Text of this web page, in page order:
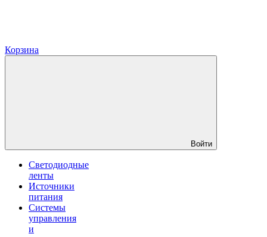
Корзина
Войти
Светодиодные
ленты
Источники
питания
Системы
управления
и